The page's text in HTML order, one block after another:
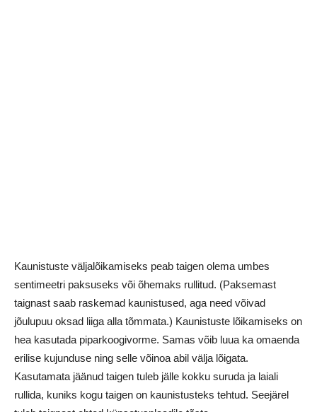
Kaunistuste väljalõikamiseks peab taigen olema umbes
sentimeetri paksuseks või õhemaks rullitud. (Paksemast
taignast saab raskemad kaunistused, aga need võivad
jõulupuu oksad liiga alla tõmmata.) Kaunistuste lõikamiseks on
hea kasutada piparkoogivorme. Samas võib luua ka omaenda
erilise kujunduse ning selle võinoa abil välja lõigata.
Kasutamata jäänud taigen tuleb jälle kokku suruda ja laiali
rullida, kuniks kogu taigen on kaunistusteks tehtud. Seejärel